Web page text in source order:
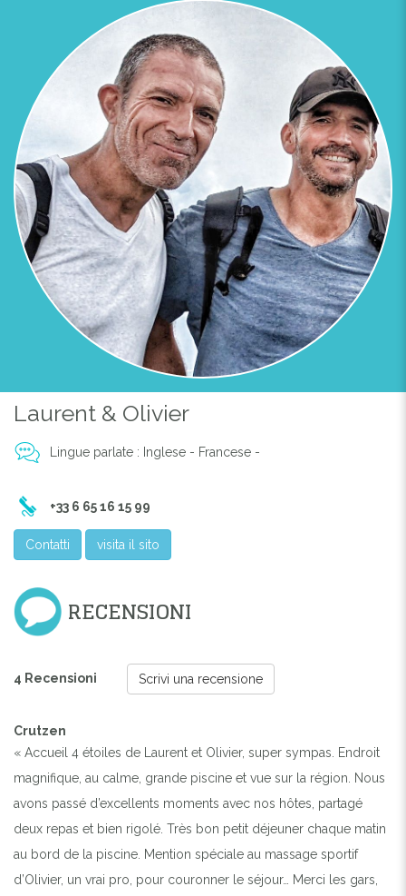
Previous Next
Laurent & Olivier
Lingue parlate : Inglese - Francese -
+33 6 65 16 15 99
Contatti visita il sito
RECENSIONI
4 Recensioni Scrivi una recensione
Crutzen
« Accueil 4 étoiles de Laurent et Olivier, super sympas. Endroit
magnifique, au calme, grande piscine et vue sur la région. Nous
avons passé d’excellents moments avec nos hôtes, partagé
deux repas et bien rigolé. Très bon petit déjeuner chaque matin
au bord de la piscine. Mention spéciale au massage sportif
d’Olivier, un vrai pro, pour couronner le séjour… Merci les gars,